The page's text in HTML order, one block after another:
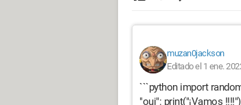
muzan0jackson
Editado el 1 ene.
```python import
"oui": print("¡Vamos